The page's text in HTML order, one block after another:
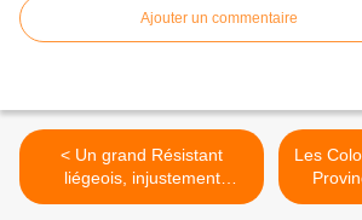
Ajouter un commentaire
< Un grand Résistant
liégeois, injustement
méconnu: Albert WOLF.
Les